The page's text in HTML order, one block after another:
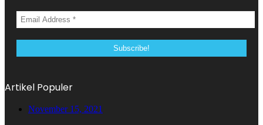
Artikel Populer
November 15, 2021